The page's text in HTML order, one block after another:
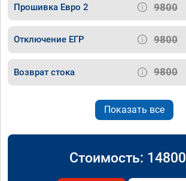
Прошивка Евро 2 9800
Отключение ЕГР 9800
Возврат стока 9800
Показать все
Стоимость: 14800